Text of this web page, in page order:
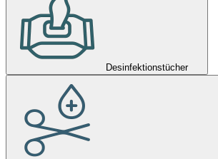
Desinfektionstücher